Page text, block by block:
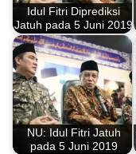
Idul Fitri Diprediksi
Jatuh pada 5 Juni 2019
NU: Idul Fitri Jatuh
pada 5 Juni 2019